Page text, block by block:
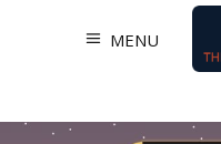
MENU